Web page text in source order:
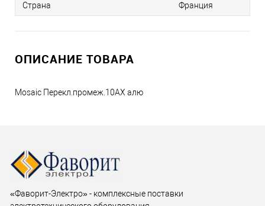
Страна Франция
ОПИСАНИЕ ТОВАРА
Mosaic Перекл.промеж.10AХ алю
«Фаворит-Электро» - комплексные поставки